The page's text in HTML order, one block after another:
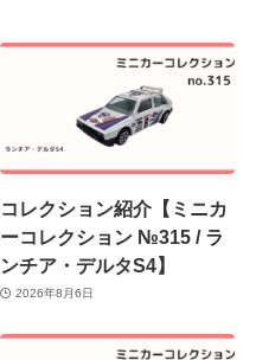
コレクション紹介【ミニカ
ーコレクション №315 / ラ
ンチア・デルタS4】
2026年8月6日